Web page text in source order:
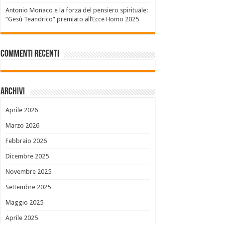
Antonio Monaco e la forza del pensiero spirituale:
“Gesù Teandrico” premiato all’Ecce Homo 2025
Commenti recenti
Archivi
Aprile 2026
Marzo 2026
Febbraio 2026
Dicembre 2025
Novembre 2025
Settembre 2025
Maggio 2025
Aprile 2025